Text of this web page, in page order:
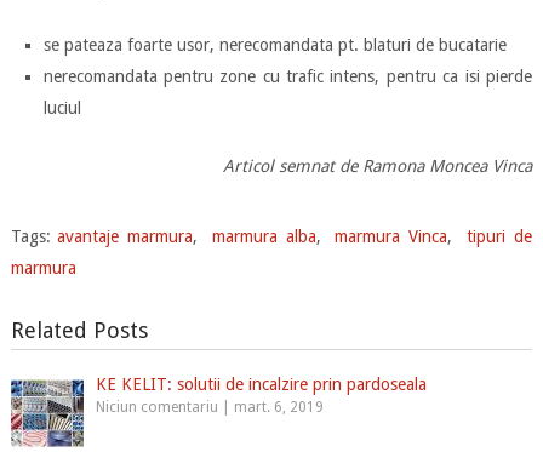
se pateaza foarte usor, nerecomandata pt. blaturi de bucatarie
nerecomandata pentru zone cu trafic intens, pentru ca isi pierde
luciul
Articol semnat de Ramona Moncea Vinca
Tags: avantaje marmura, marmura alba, marmura Vinca,
tipuri de
marmura
Related Posts
KE KELIT: solutii de incalzire prin pardoseala
Niciun comentariu mart. 6, 2019